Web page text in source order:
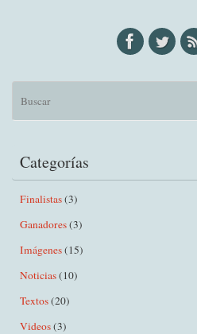
Categorías
Finalistas(3)
Ganadores(3)
Imágenes(15)
Noticias(10)
Textos(20)
Videos(3)